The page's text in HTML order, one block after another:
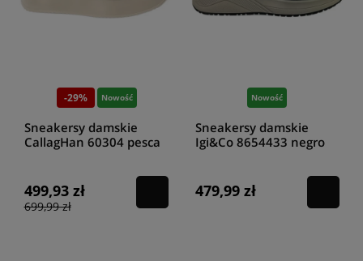
-29% Nowość
Sneakersy damskie
CallagHan 60304 pesca
499,93 zł
699,99 zł
Nowość
Sneakersy damskie
Igi&Co 8654433 negro
479,99 zł